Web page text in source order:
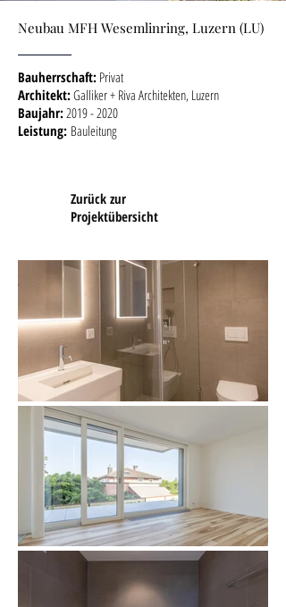
Zurück zur
Projektübersicht
Neubau MFH Wesemlinring, Luzern (LU)
Bauherrschaft: Privat
Architekt:Galliker + Riva Architekten, Luzern
Baujahr:2019 - 2020
Leistung: Bauleitung